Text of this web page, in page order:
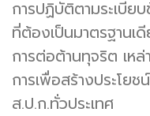
การปฏิบัติตามระเบีย
ที่ต้องเป็นมาตรฐาน
การต่อต้านทุจริต เหล่
การเพื่อสร้างประโย
ส.ป.ก.ทั่วประเทศ